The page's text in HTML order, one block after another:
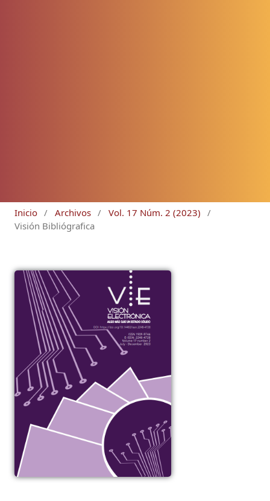
Inicio / Archivos / Vol. 17 Núm. 2 (2023)
/
Visión Bibliógrafica